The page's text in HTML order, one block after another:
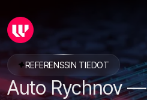
REFERENSSIN TIEDOT
Auto Rychnov —